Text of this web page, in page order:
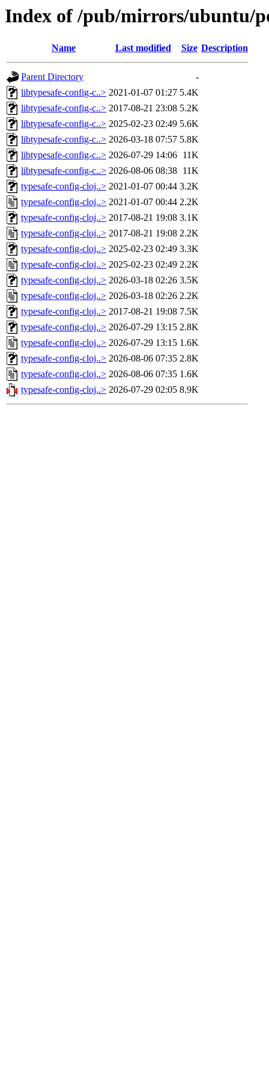
Index of /pub/mirrors/ubuntu/
Name Last modified Size Description
Parent Directory
-
libtypesafe-config-c..> 2021-01-07 01:27 5.4K
libtypesafe-config-c..> 2017-08-21 23:08 5.2K
libtypesafe-config-c..> 2025-02-23 02:49 5.6K
libtypesafe-config-c..> 2026-03-18 07:57 5.8K
libtypesafe-config-c..> 2026-07-29 14:06 11K
libtypesafe-config-c..> 2026-08-06 08:38 11K
typesafe-config-cloj..> 2021-01-07 00:44 3.2K
typesafe-config-cloj..> 2021-01-07 00:44 2.2K
typesafe-config-cloj..> 2017-08-21 19:08 3.1K
typesafe-config-cloj..> 2017-08-21 19:08 2.2K
typesafe-config-cloj..> 2025-02-23 02:49 3.3K
typesafe-config-cloj..> 2025-02-23 02:49 2.2K
typesafe-config-cloj..> 2026-03-18 02:26 3.5K
typesafe-config-cloj..> 2026-03-18 02:26 2.2K
typesafe-config-cloj..> 2017-08-21 19:08 7.5K
typesafe-config-cloj..> 2026-07-29 13:15 2.8K
typesafe-config-cloj..> 2026-07-29 13:15 1.6K
typesafe-config-cloj..> 2026-08-06 07:35 2.8K
typesafe-config-cloj..> 2026-08-06 07:35 1.6K
typesafe-config-cloj..> 2026-07-29 02:05 8.9K